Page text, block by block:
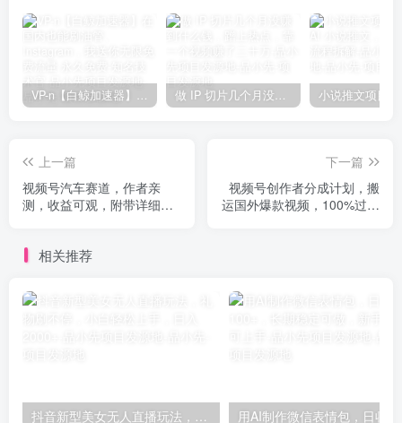
VP-n【白鲸加速器】在国内也能刷油管、Instagram，我送你无限免费流量 永久免费-知名技术官-品小先项目发源地 做 IP 切片几个月没赚到什么钱，蹭上热点，靠一个视频赚了二十万-品小先项目发源地
上一篇
视频号汽车赛道，作者亲
测，收益可观，附带详细剪
下一篇
视频号创作者分成计划，搬
运国外爆款视频，100%过原
相关推荐
抖音新型美女无人直播玩法，礼物刷不停，小白轻松上手，日入2000+-品小先项目发源地